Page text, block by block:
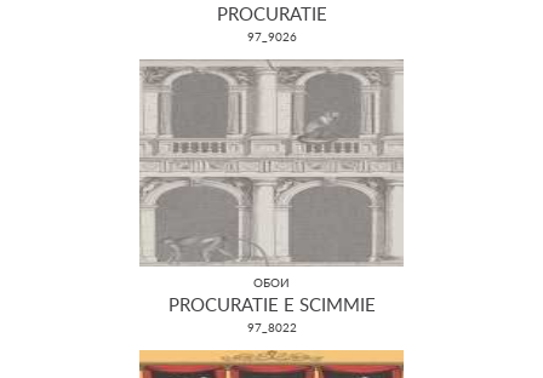
PROCURATIE
97_9026
ОБОИ
PROCURATIE E SCIMMIE
97_8022